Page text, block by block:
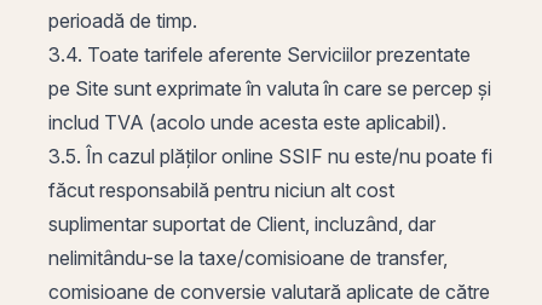
perioadă de timp.
3.4. Toate tarifele aferente Serviciilor prezentate
pe Site sunt exprimate în valuta în care se percep și
includ TVA (acolo unde acesta este aplicabil).
3.5. În cazul plăților online SSIF nu este/nu poate fi
făcut responsabilă pentru niciun alt cost
suplimentar suportat de Client, incluzând, dar
nelimitându-se la taxe/comisioane de transfer,
comisioane de conversie valutară aplicate de către